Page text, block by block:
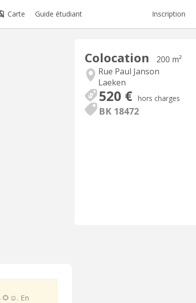
Carte Guide étudiant Inscription
Colocation
200 m²
Rue Paul Janson
Laeken
520 € hors charges
BK 18472
En